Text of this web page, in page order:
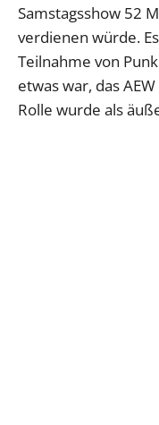
Samstagsshow 52
verdienen würde.
Teilnahme von
etwas war, das
Rolle wurde als